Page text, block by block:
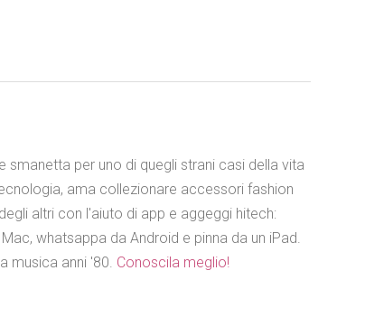
per uno di quegli strani casi della vita
ama collezionare accessori fashion
altri con l'aiuto di app e aggeggi hitech:
whatsappa da Android e pinna da un iPad.
musica anni '80. Conoscila meglio!